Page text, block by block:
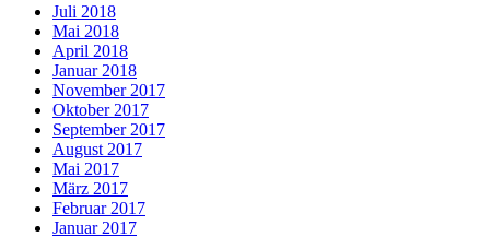
Juli 2018
Mai 2018
April 2018
Januar 2018
November 2017
Oktober 2017
September 2017
August 2017
Mai 2017
März 2017
Februar 2017
Januar 2017